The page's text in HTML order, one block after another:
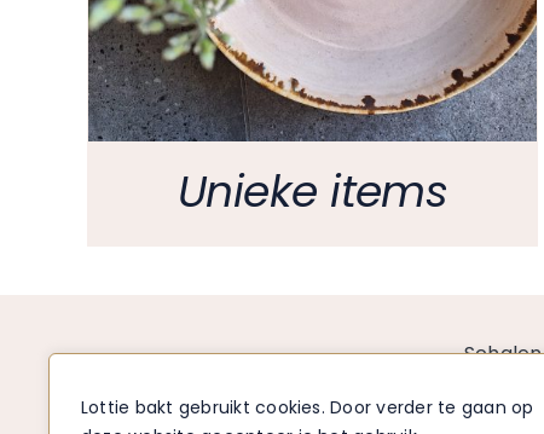
Lottie bakt gebruikt cookies. Door verder te gaan op
Unieke items
Schalen
Mokken